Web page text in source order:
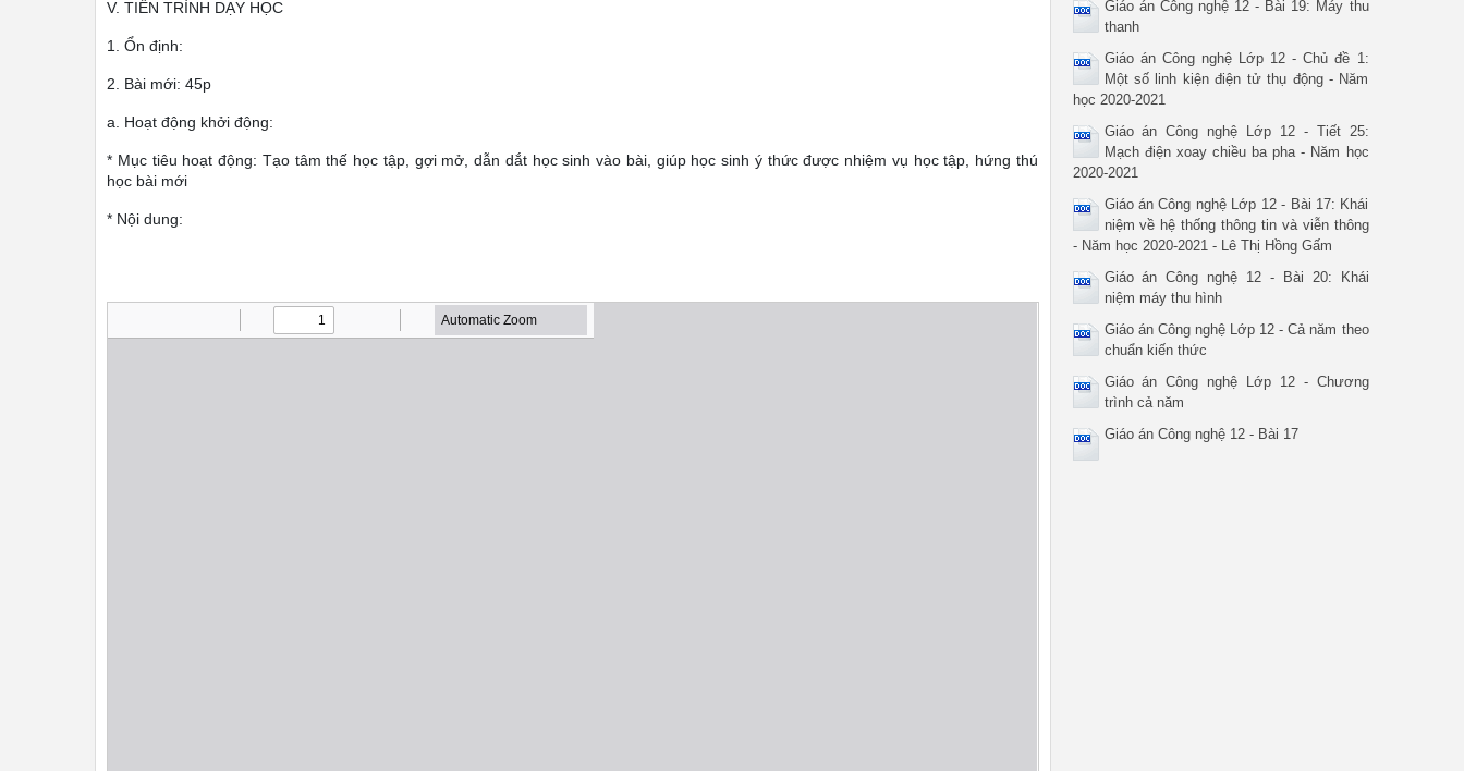
V. TIẾN TRÌNH DẠY HỌC
1. Ổn định:
2. Bài mới: 45p
a. Hoạt động khởi động:
* Mục tiêu hoạt động: Tạo tâm thế học tập, gợi mở, dẫn dắt học sinh vào bài, giúp học sinh ý thức được nhiệm vụ học tập, hứng thú
học bài mới
* Nội dung:
Giáo án Công nghệ 12 - Bài 19: Máy thu
thanh
Giáo án Công nghệ Lớp 12 - Chủ đề 1:
Một số linh kiện điện tử thụ động - Năm
học 2020-2021
Giáo án Công nghệ Lớp 12 - Tiết 25:
Mạch điện xoay chiều ba pha - Năm học
2020-2021
Giáo án Công nghệ Lớp 12 - Bài 17: Khái
niệm về hệ thống thông tin và viễn thông
- Năm học 2020-2021 - Lê Thị Hồng Gấm
Giáo án Công nghệ 12 - Bài 20: Khái
niệm máy thu hình
Giáo án Công nghệ Lớp 12 - Cả năm theo
chuẩn kiến thức
Giáo án Công nghệ Lớp 12 - Chương
trình cả năm
Giáo án Công nghệ 12 - Bài 17